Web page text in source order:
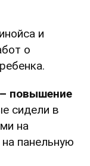
и
о
повышение
сидели в
на
панельную